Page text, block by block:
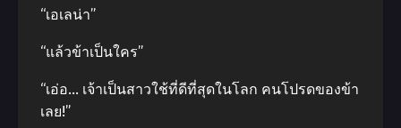
“เอเลน่า”
“แล้วข้าเป็นใคร”
“เอ่อ… เจ้าเป็นสาวใช้ที่ดีที่สุดในโลก คนโปรดของข้า
เลย!”